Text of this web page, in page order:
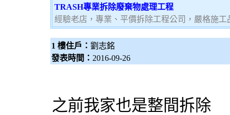
TRASH專業拆除廢棄物處理工程
經驗老店，專業、平價拆除工程公司，嚴格施
1 樓住戶： 劉志銘
發表時間： 2016-09-26
之前我家也是整間拆除